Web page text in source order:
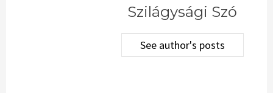
Szilágysági Szó
See author's posts